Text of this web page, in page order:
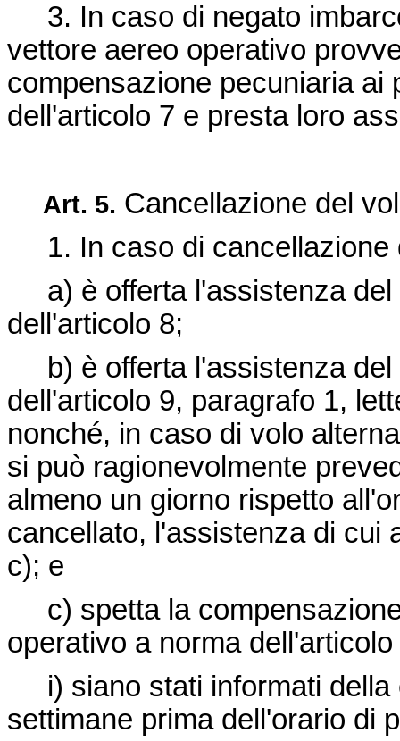
3. In caso di negato
vettore aereo operativo
compensazione pecuniaria ai
dell'articolo 7 e presta loro
Art. 5. Cancellazione del
1. In caso di cancellazione
a) è offerta l'assistenza del
dell'articolo 8;
b) è offerta l'assistenza del
dell'articolo 9, paragrafo 1,
nonché, in caso di volo
si può ragionevolmente
almeno un giorno rispetto
cancellato, l'assistenza di cui
c); e
c) spetta la
operativo a norma
i) siano stati informati della
settimane prima dell'orario di